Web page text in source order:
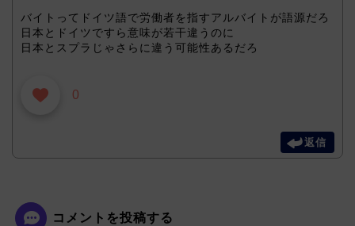
バイトってドイツ語で労働者を指すアルバイトが語源だろ
日本とドイツですら意味が若干違うのに
日本とスプラじゃさらに違う可能性あるだろ
0
返信
コメントを投稿する